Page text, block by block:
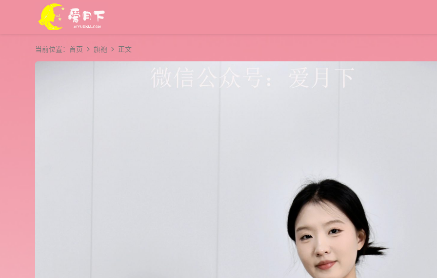
当前位置： 首页 旗袍 正文